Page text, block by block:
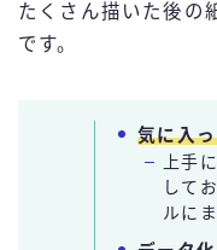
たくさん描いた後の
です。
気に入
上手
して
ルに